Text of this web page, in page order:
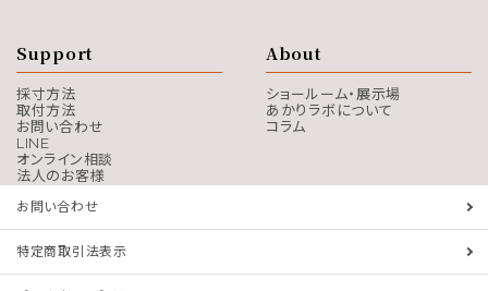
Support
採寸方法
取付方法
お問い合わせ
LINE
オンライン相談
法人のお客様
About
ショールーム・展示場
あかりラボについて
コラム
お問い合わせ
特定商取引法表示